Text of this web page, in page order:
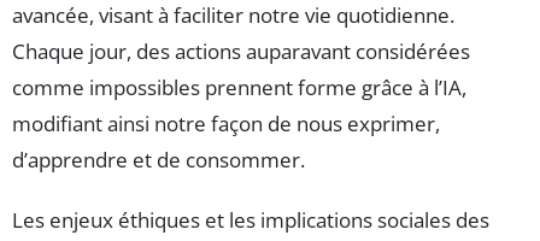
avancée, visant à faciliter notre vie quotidienne.
Chaque jour, des actions auparavant considérées
comme impossibles prennent forme grâce à l’IA,
modifiant ainsi notre façon de nous exprimer,
d’apprendre et de consommer.
Les enjeux éthiques et les implications sociales des